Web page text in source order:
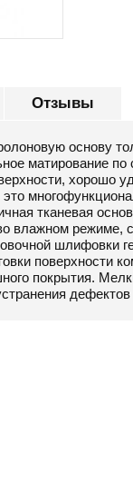
Отзывы
основу
матирование
хорошо
тканевая
влажном
шлифовки
поверхности
покрытия.